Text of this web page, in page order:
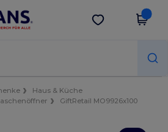
der App!
App holen
Haus & Küche
GiftRetail MO9926x100